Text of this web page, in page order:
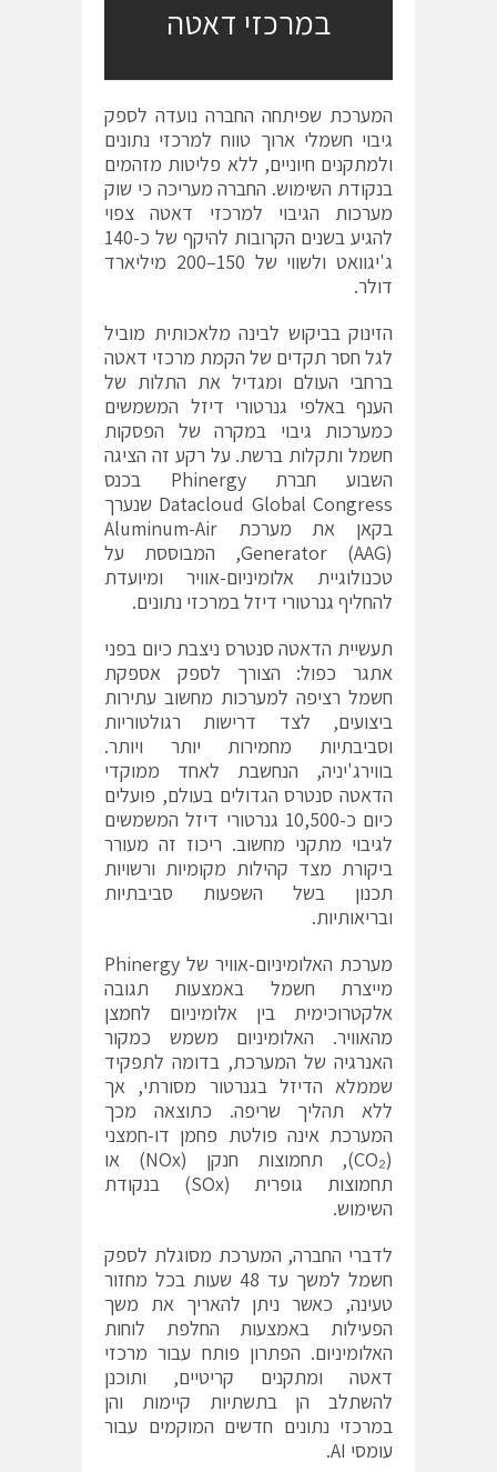
במרכזי דאטה
המערכת שפיתחה החברה נועדה לספק
גיבוי חשמלי ארוך טווח למרכזי נתונים
ולמתקנים חיוניים, ללא פליטות מזהמים
בנקודת השימוש. החברה מעריכה כי שוק
מערכות הגיבוי למרכזי דאטה צפוי
להגיע בשנים הקרובות להיקף של כ-140
ג'יגוואט ולשווי של 150–200 מיליארד
דולר.
הזינוק בביקוש לבינה מלאכותית מוביל
לגל חסר תקדים של הקמת מרכזי דאטה
ברחבי העולם ומגדיל את התלות של
הענף באלפי גנרטורי דיזל המשמשים
כמערכות גיבוי במקרה של הפסקות
חשמל ותקלות ברשת. על רקע זה הציגה
השבוע חברת Phinergy בכנס
Datacloud Global Congress שנערך
בקאן את מערכת Aluminum-Air
Generator (AAG), המבוססת על
טכנולוגיית אלומיניום-אוויר ומיועדת
להחליף גנרטורי דיזל במרכזי נתונים.
תעשיית הדאטה סנטרס ניצבת כיום בפני
אתגר כפול: הצורך לספק אספקת
חשמל רציפה למערכות מחשוב עתירות
ביצועים, לצד דרישות רגולטוריות
וסביבתיות מחמירות יותר ויותר.
בווירג'יניה, הנחשבת לאחד ממוקדי
הדאטה סנטרס הגדולים בעולם, פועלים
כיום כ-10,500 גנרטורי דיזל המשמשים
לגיבוי מתקני מחשוב. ריכוז זה מעורר
ביקורת מצד קהילות מקומיות ורשויות
תכנון בשל השפעות סביבתיות
ובריאותיות.
מערכת האלומיניום-אוויר של Phinergy
מייצרת חשמל באמצעות תגובה
אלקטרוכימית בין אלומיניום לחמצן
מהאוויר. האלומיניום משמש כמקור
האנרגיה של המערכת, בדומה לתפקיד
שממלא הדיזל בגנרטור מסורתי, אך
ללא תהליך שריפה. כתוצאה מכך
המערכת אינה פולטת פחמן דו-חמצני
(CO₂), תחמוצות חנקן (NOx) או
תחמוצות גופרית (SOx) בנקודת
השימוש.
לדברי החברה, המערכת מסוגלת לספק
חשמל למשך עד 48 שעות בכל מחזור
טעינה, כאשר ניתן להאריך את משך
הפעילות באמצעות החלפת לוחות
האלומיניום. הפתרון פותח עבור מרכזי
דאטה ומתקנים קריטיים, ותוכנן
להשתלב הן בתשתיות קיימות והן
במרכזי נתונים חדשים המוקמים עבור
עומסי AI.